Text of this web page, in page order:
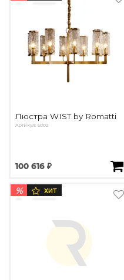
Люстра WIST by Romatti
Артикул: 6002
100 616 ₽
% ХИТ